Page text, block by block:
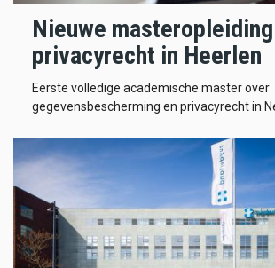
Nieuwe masteropleiding
privacyrecht in Heerlen
Eerste volledige academische master over
gegevensbescherming en privacyrecht in